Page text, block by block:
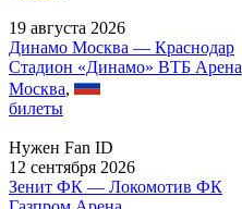
19 августа 2026
Динамо Москва — Краснодар
Стадион «Динамо» ВТБ Арена
Москва,
билеты
Нужен Fan ID
12 сентября 2026
Зенит ФК — Локомотив ФК